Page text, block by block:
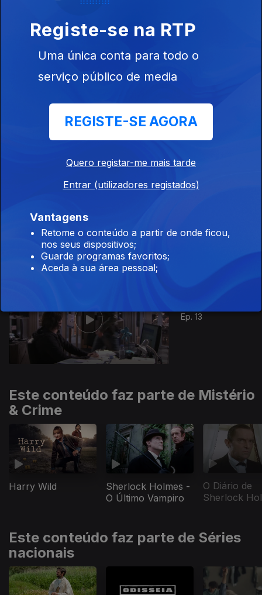
Ep. 13
Este conteúdo faz parte de Mistério
& Crime
Harry Wild
Sherlock Holmes -
O Último Vampiro
O Diário de
Sherlock
Este conteúdo faz parte de Séries
nacionais
Registe-se na RTP
Uma única conta para todo o
serviço público de media
REGISTE-SE AGORA
Quero registar-me mais tarde
Entrar (utilizadores registados)
Vantagens
Retome o conteúdo a partir de onde ficou,
nos seus dispositivos;
Guarde programas favoritos;
Aceda à sua área pessoal;